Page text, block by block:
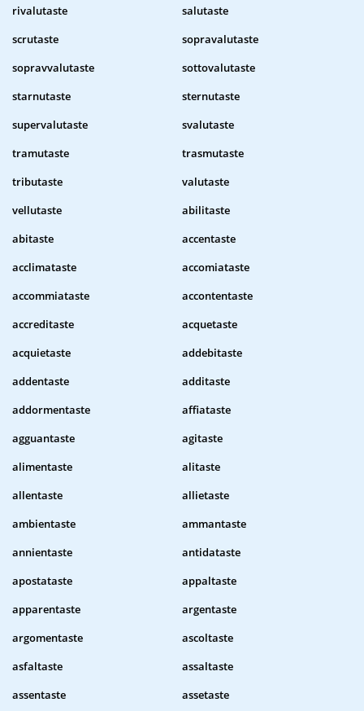
rivalutaste
salutaste
scrutaste
sopravalutaste
sopravvalutaste
sottovalutaste
starnutaste
sternutaste
supervalutaste
svalutaste
tramutaste
trasmutaste
tributaste
valutaste
vellutaste
abilitaste
abitaste
accentaste
acclimataste
accomiataste
accommiataste
accontentaste
accreditaste
acquetaste
acquietaste
addebitaste
addentaste
additaste
addormentaste
affiataste
agguantaste
agitaste
alimentaste
alitaste
allentaste
allietaste
ambientaste
ammantaste
annientaste
antidataste
apostataste
appaltaste
apparentaste
argentaste
argomentaste
ascoltaste
asfaltaste
assaltaste
assentaste
assetaste